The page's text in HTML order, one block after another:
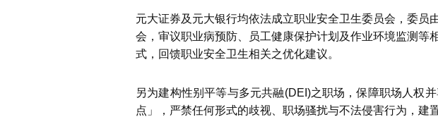
元大证券及元大银行均依法成立职业安全卫生委员会，委
会，审议职业病预防、员工健康保护计划及作业环境监测
式，回馈职业安全卫生相关之优化建议。
另为建构性别平等与多元共融(DEI)之职场，保障职场人权
点」，严禁任何形式的歧视、职场骚扰与不法侵害行为，